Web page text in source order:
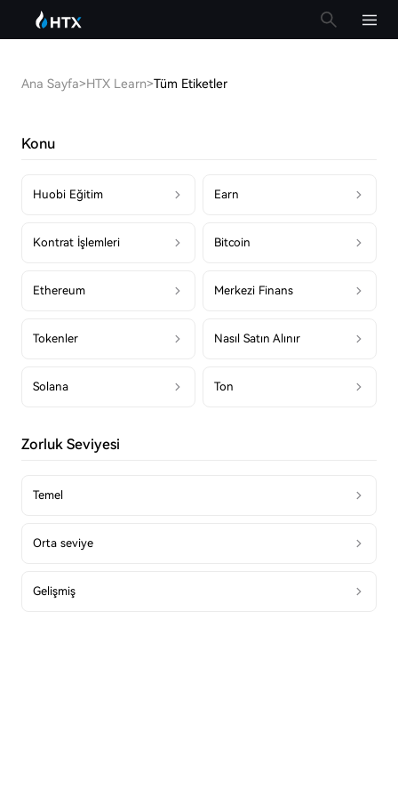
Ana Sayfa>HTX Learn>Tüm Etiketler
Konu
Huobi Eğitim Earn
Kontrat İşlemleri Bitcoin
Ethereum Merkezi Finans
Tokenler Nasıl Satın Alınır
Solana Ton
Zorluk Seviyesi
Temel
Orta seviye
Gelişmiş